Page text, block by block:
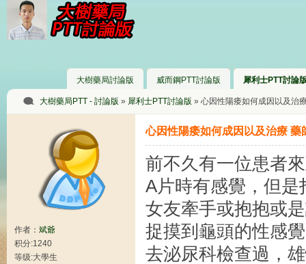
大樹藥局討論版 威而鋼PTT討論版 犀利士PTT討論
大樹藥局PTT - 討論版 » 犀利士PTT討論版 » 心因性陽痿如何成因以及治
作者： 斌爺
积分:1240
等级:大學生
心因性陽痿如何成因以及治療
前不久有一位患者
A片時有感覺，但
女友牽手或抱抱或
捉摸到龜頭的性感
去泌尿科檢查過，